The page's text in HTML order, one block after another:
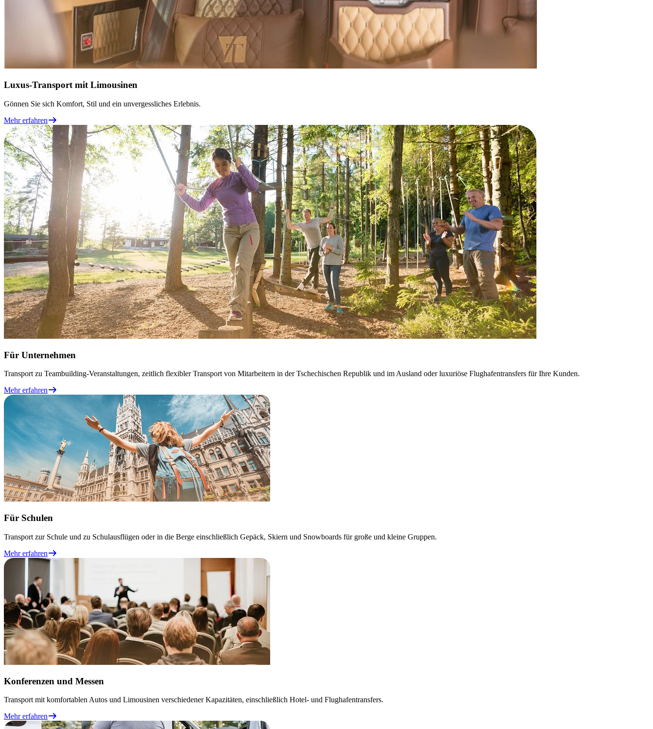
Luxus-Transport mit Limousinen
Gönnen Sie sich Komfort, Stil und ein unvergessliches Erlebnis.
Mehr erfahren
Für Unternehmen
Transport zu Teambuilding-Veranstaltungen, zeitlich flexibler Transport von Mitarbeitern in der Tschechischen Republik und im Ausland oder luxuriöse Flughafentransfers für Ihre Kunden.
Mehr erfahren
Für Schulen
Transport zur Schule und zu Schulausflügen oder in die Berge einschließlich Gepäck, Skiern und Snowboards für große und kleine Gruppen.
Mehr erfahren
Konferenzen und Messen
Transport mit komfortablen Autos und Limousinen verschiedener Kapazitäten, einschließlich Hotel- und Flughafentransfers.
Mehr erfahren